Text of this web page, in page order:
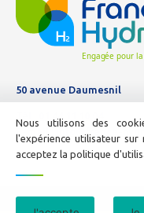
50 avenue Daumesnil
01 44 11 10 04
E-mail :
info@france-
Nous utilisons des
l'expérience utilisateur
acceptez la politique